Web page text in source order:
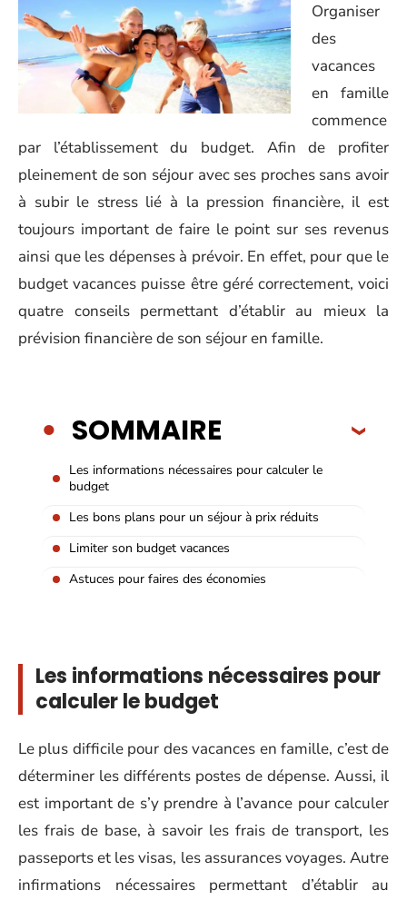
Organiser
des
vacances
en famille
commence
par l’établissement du budget. Afin de profiter
pleinement de son séjour avec ses proches sans avoir
à subir le stress lié à la pression financière, il est
toujours important de faire le point sur ses revenus
ainsi que les dépenses à prévoir. En effet, pour que le
budget vacances puisse être géré correctement, voici
quatre conseils permettant d’établir au mieux la
prévision financière de son séjour en famille.
SOMMAIRE
Les informations nécessaires pour calculer le
budget
Les bons plans pour un séjour à prix réduits
Limiter son budget vacances
Astuces pour faires des économies
Les informations nécessaires pour
calculer le budget
Le plus difficile pour des vacances en famille, c’est de
déterminer les différents postes de dépense. Aussi, il
est important de s’y prendre à l’avance pour calculer
les frais de base, à savoir les frais de transport, les
passeports et les visas, les assurances voyages. Autre
infirmations nécessaires permettant d’établir au